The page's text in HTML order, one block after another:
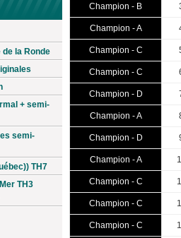
la Ronde
+ semi-
semi-
TH7
TH3
Champion - B
Champion - A
Champion - C
Champion - C
Champion - D
Champion - A
Champion - D
Champion - A
Champion - C
Champion - C
Champion - C